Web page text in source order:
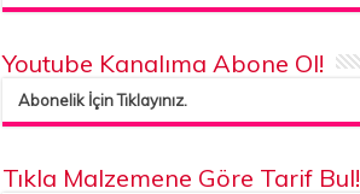
Youtube Kanalıma Abone Ol!
Abonelik İçin Tıklayınız.
Tıkla Malzemene Göre Tarif Bul!